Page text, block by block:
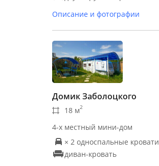
Описание и фотографии
Домик Заболоцкого
18 м2
4-х местный мини-дом
× 2 односпальные кровати
диван-кровать